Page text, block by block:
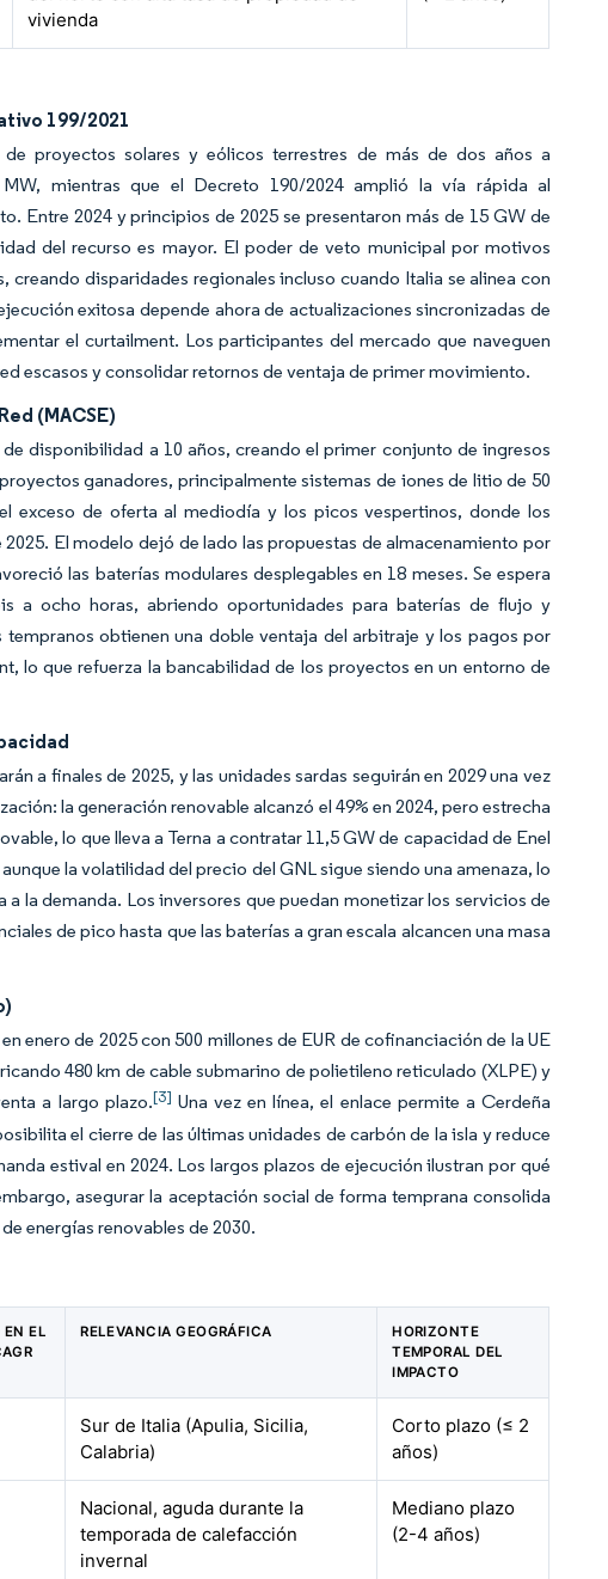
vivienda
199/2021
proyectos solares y eólicos terrestres de más de dos años a
mientras que el Decreto 190/2024 amplió la vía rápida al
Entre 2024 y principios de 2025 se presentaron más de 15 GW de
del recurso es mayor. El poder de veto municipal por motivos
disparidades regionales incluso cuando Italia se alinea con
exitosa depende ahora de actualizaciones sincronizadas de
el curtailment. Los participantes del mercado que naveguen
escasos y consolidar retornos de ventaja de primer movimiento.
(MACSE)
disponibilidad a 10 años, creando el primer conjunto de ingresos
ganadores, principalmente sistemas de iones de litio de 50
exceso de oferta al mediodía y los picos vespertinos, donde los
El modelo dejó de lado las propuestas de almacenamiento por
las baterías modulares desplegables en 18 meses. Se espera
a ocho horas, abriendo oportunidades para baterías de flujo y
obtienen una doble ventaja del arbitraje y los pagos por
lo que refuerza la bancabilidad de los proyectos en un entorno de
a finales de 2025, y las unidades sardas seguirán en 2029 una vez
la generación renovable alcanzó el 49% en 2024, pero estrecha
lo que lleva a Terna a contratar 11,5 GW de capacidad de Enel
la volatilidad del precio del GNL sigue siendo una amenaza, lo
la demanda. Los inversores que puedan monetizar los servicios de
de pico hasta que las baterías a gran escala alcancen una masa
enero de 2025 con 500 millones de EUR de cofinanciación de la UE
480 km de cable submarino de polietileno reticulado (XLPE) y
a largo plazo.[3] Una vez en línea, el enlace permite a Cerdeña
el cierre de las últimas unidades de carbón de la isla y reduce
estival en 2024. Los largos plazos de ejecución ilustran por qué
asegurar la aceptación social de forma temprana consolida
energías renovables de 2030.
EL
RELEVANCIA GEOGRÁFICA
HORIZONTE
TEMPORAL DEL
IMPACTO
Sur de Italia (Apulia, Sicilia,
Calabria)
Corto plazo (≤ 2
años)
Nacional, aguda durante la
temporada de calefacción
invernal
Mediano plazo
(2-4 años)